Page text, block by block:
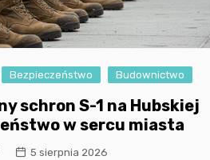
Bezpieczeństwo Budownictwo
schron S-1 na Hubskiej
w sercu miasta
5 sierpnia 2026